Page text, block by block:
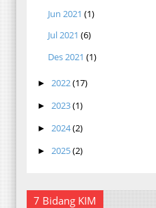
Jun 2021 (1)
Jul 2021 (6)
Des 2021 (1)
► 2022(17)
► 2023(1)
► 2024(2)
► 2025(2)
7 Bidang KIM